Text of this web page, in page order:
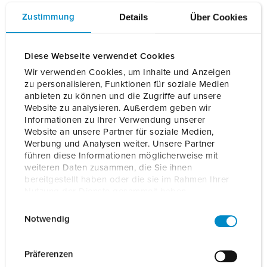
Zustimmung Details Über Cookies
Diese Webseite verwendet Cookies
Wir verwenden Cookies, um Inhalte und Anzeigen
zu personalisieren, Funktionen für soziale Medien
anbieten zu können und die Zugriffe auf unsere
Website zu analysieren. Außerdem geben wir
Informationen zu Ihrer Verwendung unserer
Website an unsere Partner für soziale Medien,
Werbung und Analysen weiter. Unsere Partner
führen diese Informationen möglicherweise mit
weiteren Daten zusammen, die Sie ihnen
bereitgestellt haben oder die sie im Rahmen Ihrer
Notwendig
Präferenzen
AMTRON® Professional Twincharge– Eén dubbele wallbox,